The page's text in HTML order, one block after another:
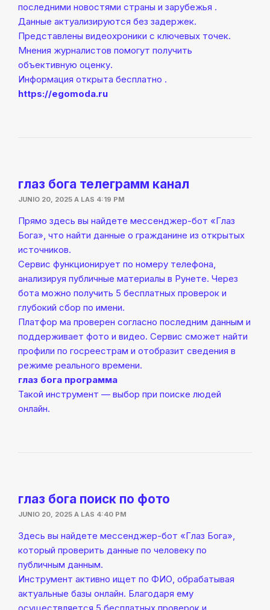
последними новостями страны и зарубежья .
Данные актуализируются без задержек.
Представлены видеохроники с ключевых точек.
Мнения журналистов помогут получить
объективную оценку.
Информация открыта бесплатно .
https://egomoda.ru
глаз бога телеграмм канал
JUNIO 20, 2025 A LAS 4:19 PM
Прямо здесь вы найдете мессенджер-бот «Глаз
Бога», что найти данные о гражданине из открытых
источников.
Сервис функционирует по номеру телефона,
анализируя публичные материалы в Рунете. Через
бота можно получить 5 бесплатных проверок и
глубокий сбор по имени.
Платфор ма проверен согласно последним данным и
поддерживает фото и видео. Сервис сможет найти
профили по госреестрам и отобразит сведения в
режиме реального времени.
глаз бога программа
Такой инструмент — выбор при поиске людей
онлайн.
глаз бога поиск по фото
JUNIO 20, 2025 A LAS 4:40 PM
Здесь вы найдете мессенджер-бот «Глаз Бога»,
который проверить данные по человеку по
публичным данным.
Инструмент активно ищет по ФИО, обрабатывая
актуальные базы онлайн. Благодаря ему